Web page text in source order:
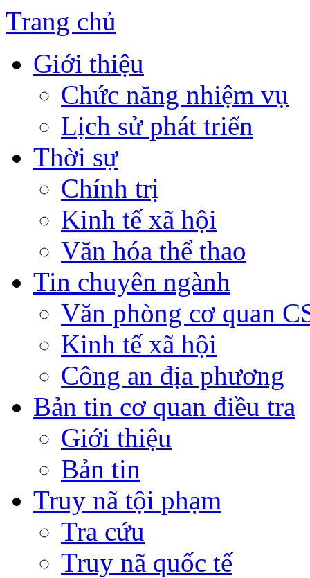
Trang chủ
Giới thiệu
Chức năng nhiệm vụ
Lịch sử phát triển
Thời sự
Chính trị
Kinh tế xã hội
Văn hóa thể thao
Tin chuyên ngành
Văn phòng cơ quan
Kinh tế xã hội
Công an địa phương
Bản tin cơ quan điều tra
Giới thiệu
Bản tin
Truy nã tội phạm
Tra cứu
Truy nã quốc tế